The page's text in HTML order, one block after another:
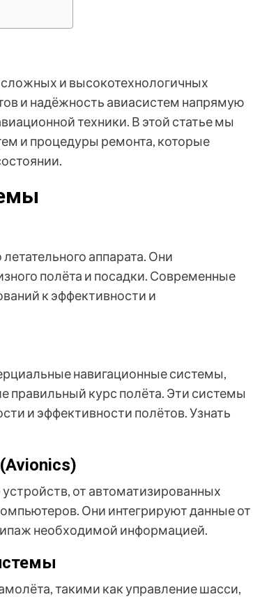
и высокотехнологичных
и надёжность авиасистем напрямую
техники. В этой статье мы
и процедуры ремонта, которые
аппарата. Они
полёта и посадки. Современные
к эффективности и
навигационные системы,
правильный курс полёта. Эти системы
и эффективности полётов. Узнать
от автоматизированных
Они интегрируют данные от
необходимой информацией.
такими как управление шасси,